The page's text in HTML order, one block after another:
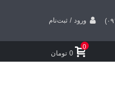
ورود / ثبت‌نام
0
0 تومان